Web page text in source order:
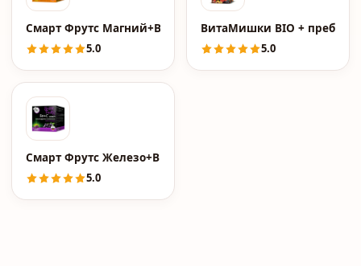
Смарт Фрутс Магний+Витамин В6 Smart, пастилки
5.0
ВитаМишки BIO +
5.0
Смарт Фрутс Железо+Витамин С Smart, пастилки
5.0